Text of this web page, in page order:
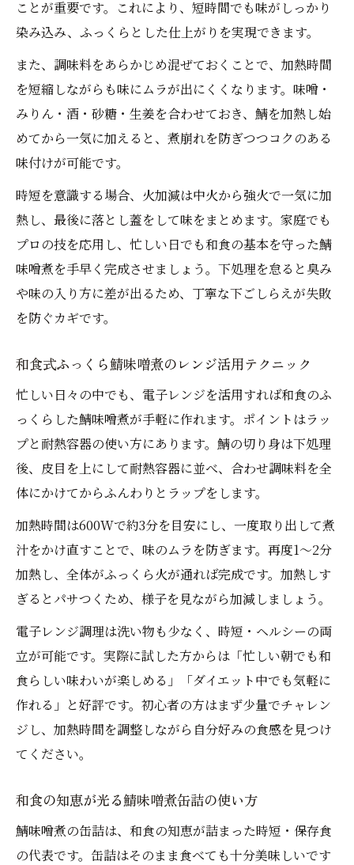
ことが重要です。これにより、短時間でも味がしっかり
染み込み、ふっくらとした仕上がりを実現できます。
また、調味料をあらかじめ混ぜておくことで、加熱時間
を短縮しながらも味にムラが出にくくなります。味噌・
みりん・酒・砂糖・生姜を合わせておき、鯖を加熱し始
めてから一気に加えると、煮崩れを防ぎつつコクのある
味付けが可能です。
時短を意識する場合、火加減は中火から強火で一気に加
熱し、最後に落とし蓋をして味をまとめます。家庭でも
プロの技を応用し、忙しい日でも和食の基本を守った鯖
味噌煮を手早く完成させましょう。下処理を怠ると臭み
や味の入り方に差が出るため、丁寧な下ごしらえが失敗
を防ぐカギです。
和食式ふっくら鯖味噌煮のレンジ活用テクニック
忙しい日々の中でも、電子レンジを活用すれば和食のふ
っくらした鯖味噌煮が手軽に作れます。ポイントはラッ
プと耐熱容器の使い方にあります。鯖の切り身は下処理
後、皮目を上にして耐熱容器に並べ、合わせ調味料を全
体にかけてからふんわりとラップをします。
加熱時間は600Wで約3分を目安にし、一度取り出して煮
汁をかけ直すことで、味のムラを防ぎます。再度1〜2分
加熱し、全体がふっくら火が通れば完成です。加熱しす
ぎるとパサつくため、様子を見ながら加減しましょう。
電子レンジ調理は洗い物も少なく、時短・ヘルシーの両
立が可能です。実際に試した方からは「忙しい朝でも和
食らしい味わいが楽しめる」「ダイエット中でも気軽に
作れる」と好評です。初心者の方はまず少量でチャレン
ジし、加熱時間を調整しながら自分好みの食感を見つけ
てください。
和食の知恵が光る鯖味噌煮缶詰の使い方
鯖味噌煮の缶詰は、和食の知恵が詰まった時短・保存食
の代表です。缶詰はそのまま食べても十分美味しいです